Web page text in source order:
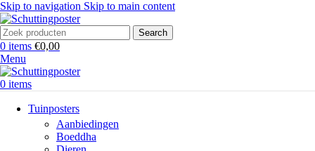
Skip to navigation Skip to main content
Search
0 items €0,00
Menu
0 items
Tuinposters
Aanbiedingen
Boeddha